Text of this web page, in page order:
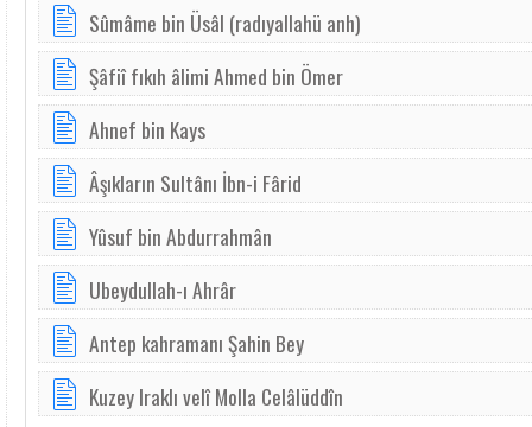
Sûmâme bin Üsâl (radıyallahü anh)
Şâfiî fıkıh âlimi Ahmed bin Ömer
Ahnef bin Kays
Âşıkların Sultânı İbn-i Fârid
Yûsuf bin Abdurrahmân
Ubeydullah-ı Ahrâr
Antep kahramanı Şahin Bey
Kuzey Iraklı velî Molla Celâlüddîn